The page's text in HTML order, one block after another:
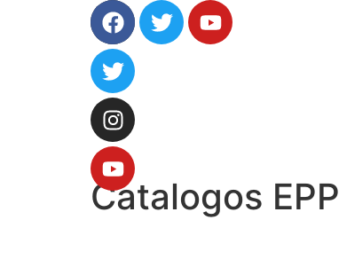
Catalogos EPP